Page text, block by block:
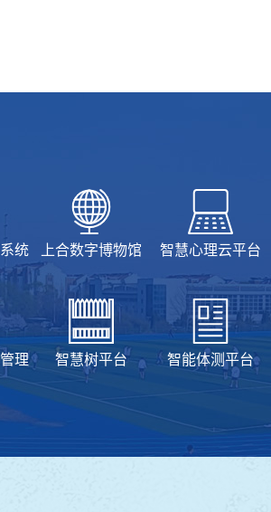
统 上合数字博物馆 智慧心理云平台
理
智慧树平台 智能体测平台